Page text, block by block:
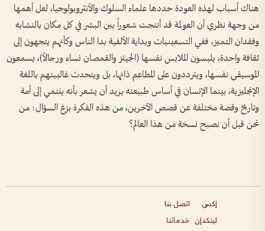
هناك أسباب لهذه العودة حددها علماء السلوك والأنثروبولوجيا، لعل أهمها
من وجهة نظري أن العولمة قد أنتجت شعوراً بين البشر في كل مكان بالتشابه
وفقدان التميز، ففي التسعينيات وبداية الألفية بدا الناس وكأنهم يتجهون إلى
ثقافة واحدة، يلبسون الملابس نفسها (الجينز والقمصان نساء ورجالاً)، يسمعون
الموسيقى نفسها، ويترددون على المطاعم ذاتها، بل ويتحدث غالبيتهم باللغة
الإنجليزية، بينما الإنسان في أساس طبيعته يريد أن يشعر بأنه ينتمي إلى أمة
وتاريخ وقصة مختلفة عن قصص الآخرين، من هذه الفكرة بزغ السؤال: من
نحن قبل أن نصبح نسخة من هذا العالم؟
إكس
لينكدإن
اتصل بنا
خدماتنا